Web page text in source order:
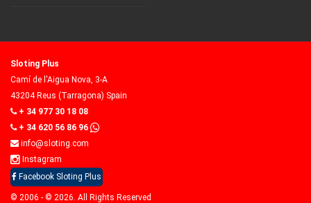
Sloting Plus
Camí de l'Aigua Nova, 3-A
43204 Reus (Tarragona) Spain
+ 34 977 30 18 08
+ 34 620 56 86 96
info@sloting.com
Instagram
Facebook Sloting Plus
© 2006 - © 2026. All Rights Reserved